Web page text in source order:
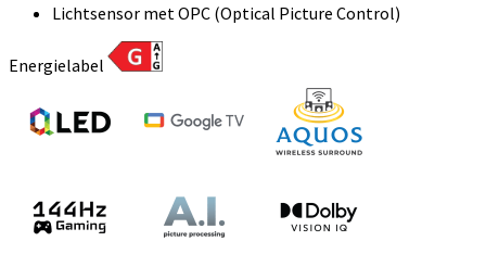
Lichtsensor met OPC (Optical Picture Control)
Energielabel